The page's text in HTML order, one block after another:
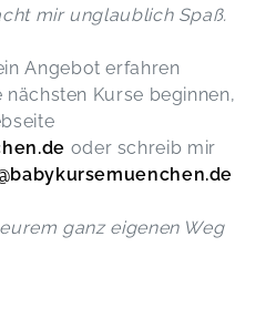
mir unglaublich Spaß.
Angebot erfahren
Kurse beginnen,
oder schreib mir
ganz eigenen Weg